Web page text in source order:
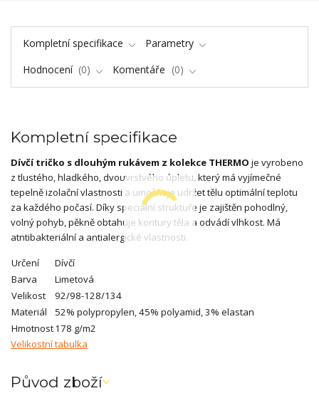
Kompletní specifikace
Parametry
Hodnocení
0 Komentáře 0
Kompletní specifikace
Dívčí tričko s dlouhým rukávem z kolekce THERMO je vyrobeno
z tlustého, hladkého, dvouvrstvého úpletu, který má vyjímečné
tepelně izolační vlastnosti a umožňuje udržet tělu optimální teplotu
za každého počasí. Díky speciální struktuře je zajištěn pohodlný,
volný pohyb, pěkně obtahuje kontury těla a odvádí vlhkost. Má
atntibakteriální a antialergické vlastnosti.
Určení
Dívčí
Barva
Limetová
Velikost
92/98-128/134
Materiál
52% polypropylen, 45% polyamid, 3% elastan
Hmotnost178 g/m2
Velikostní tabulka
Původ zboží